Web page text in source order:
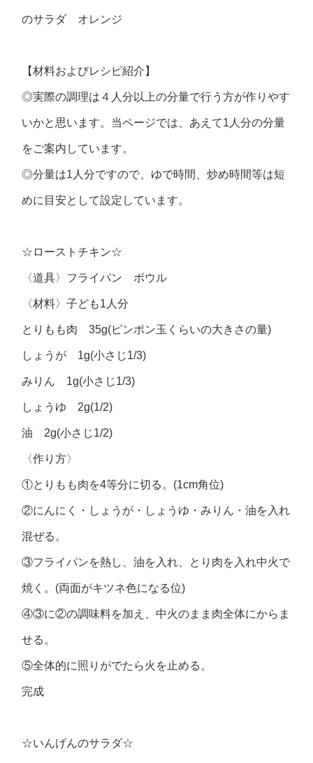
のサラダ オレンジ
【材料およびレシピ紹介】
◎実際の調理は４人分以上の分量で行う方が作りやす
いかと思います。当ページでは、あえて1人分の分量
をご案内しています。
◎分量は1人分ですので、ゆで時間、炒め時間等は短
めに目安として設定しています。
☆ローストチキン☆
〈道具〉フライパン ボウル
〈材料〉子ども1人分
とりもも肉 35g(ピンポン玉くらいの大きさの量)
しょうが 1g(小さじ1/3)
みりん 1g(小さじ1/3)
しょうゆ 2g(1/2)
油 2g(小さじ1/2)
〈作り方〉
①とりもも肉を4等分に切る。(1cm角位)
②にんにく・しょうが・しょうゆ・みりん・油を入れ
混ぜる。
③フライパンを熱し、油を入れ、とり肉を入れ中火で
焼く。(両面がキツネ色になる位)
④③に②の調味料を加え、中火のまま肉全体にからま
せる。
⑤全体的に照りがでたら火を止める。
完成
☆いんげんのサラダ☆